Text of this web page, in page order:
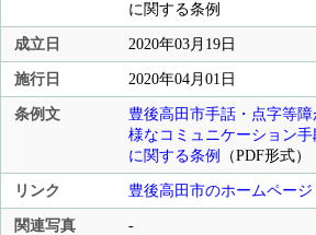
に関する条例
成立日 2020年03月19日
施行日 2020年04月01日
条例文
豊後高田市手話・点字等
様なコミュニケーション
に関する条例
（PDF形式）
リンク 豊後高田市のホームページ
関連写真
-